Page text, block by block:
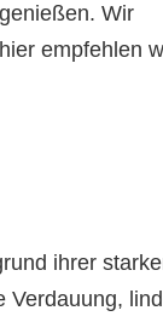
Wir
empfehlen
ihrer
Verdauung,